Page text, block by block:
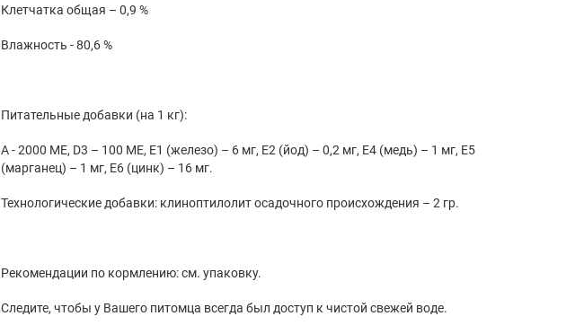
Клетчатка общая – 0,9 %
Влажность - 80,6 %
Питательные добавки (на 1 кг):
А - 2000 МЕ, D3 – 100 МЕ, E1 (железо) – 6 мг, E2 (йод) – 0,2 мг, E4 (медь) – 1 мг, E5
(марганец) – 1 мг, E6 (цинк) – 16 мг.
Технологические добавки: клиноптилолит осадочного происхождения – 2 гр.
Рекомендации по кормлению: см. упаковку.
Следите, чтобы у Вашего питомца всегда был доступ к чистой свежей воде.